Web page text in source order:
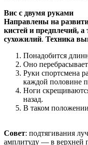
Вис с двумя руками
Направлены на
кистей и предплечий, а
сухожилий. Техника
Понадобится
Оно
Руки спортсмена
каждой половине
Ноги
назад.
В таком
Совет: подтягивания
амплитуду — в верхней